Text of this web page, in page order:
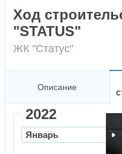
Ход
"STATUS"
ЖК "Статус"
Описание
2022
Январь